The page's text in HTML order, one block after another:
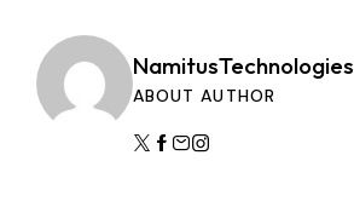
NamitusTechnologies
ABOUT AUTHOR